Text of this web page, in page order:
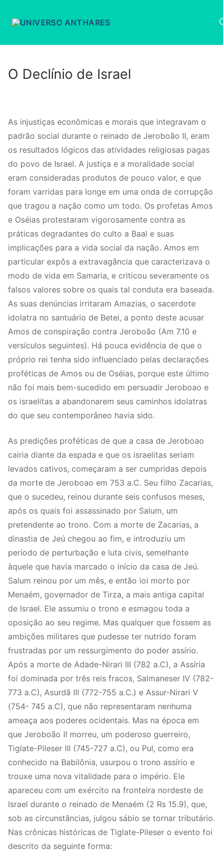
para
O Declínio de Israel
As injustiças econômicas e morais que integravam o
padrão social durante o reinado de Jeroboão II, eram
os resultados lógicos das atividades religiosas pagas
do povo de Israel. A justiça e a moralidade social
eram consideradas produtos de pouco valor, e que
foram varridas para longe em uma onda de corrupção
que tragou a nação como um todo. Os profetas Amos
e Oséias protestaram vigorosamente contra as
práticas degradantes do culto a Baal e suas
implicações para a vida social da nação. Amos em
particular expôs a extravagância que caracterizava o
modo de vida em Samaria, e criticou severamente os
falsos valores sobre os quais tal conduta era baseada.
As suas denúncias irritaram Amazias, o sacerdote
idolatra no santuário de Betei, a ponto deste acusar
Amos de conspiração contra Jeroboão (Am 7.10 e
versículos seguintes). Há pouca evidência de que o
próprio rei tenha sido influenciado pelas declarações
proféticas de Amos ou de Oséias, porque este último
não foi mais bem-sucedido em persuadir Jeroboao e
os israelitas a abandonarem seus caminhos idolatras
do que seu contemporâneo havia sido.
As predições proféticas de que a casa de Jeroboao
cairia diante da espada e que os israelitas seriam
levados cativos, começaram a ser cumpridas depois
da morte de Jeroboao em 753 a.C. Seu filho Zacarias,
que o sucedeu, reinou durante seis confusos meses,
após os quais foi assassinado por Salum, um
pretendente ao trono. Com a morte de Zacarias, a
dinastia de Jeú chegou ao fim, e introduziu um
período de perturbação e luta civis, semelhante
àquele que havia marcado o início da casa de Jeú.
Salum reinou por um mês, e então ioi morto por
Menaém, governador de Tirza, a mais antiga capital
de Israel. Ele assumiu o trono e esmagou toda a
oposição ao seu regime. Mas qualquer que fossem as
ambições militares que pudesse ter nutrido foram
frustradas por um ressurgimento do poder assírio.
Após a morte de Adade-Nirari III (782 a.C), a Assíria
foi dominada por três reis fracos, Salmaneser IV (782-
773 a.C), Asurdã III (772-755 a.C.) e Assur-Nirari V
(754- 745 a.C), que não representaram nenhuma
ameaça aos poderes ocidentais. Mas na época em
que Jeroboão II morreu, um poderoso guerreiro,
Tiglate-Pileser III (745-727 a.C), ou Pul, como era
conhecido na Babilônia, usurpou o trono assírio e
trouxe uma nova vitalidade para o império. Ele
apareceu com um exército na fronteira nordeste de
Israel durante o reinado de Menaém (2 Rs 15.9), que,
sob as circunstâncias, julgou sábio se tornar tributário.
Nas crônicas históricas de Tiglate-Pileser o evento foi
descrito da seguinte forma: